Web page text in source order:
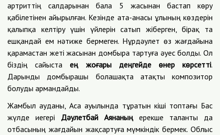
артриттің салдарынан бала 5 жасынан бастап көру
қабілетінен айырылған. Кезінде ата-анасы ұлының көздерін
қалыпқа келтіру үшін үйлерін сатып жіберген, бірақ та
ешқандай ем нәтиже бермеген. Нұрдәулет өз жағдайына
қарамастан жеті жасынан домбыра тартуға әуес болды. Ол
біздің сайыстаең жоғары деңгейде өнер көрсетті.
Дарынды домбырашы болашақта атақты композитор
болуды армандайды.
Жамбыл ауданы, Аса ауылында тұратын кіші топтағы Бас
жүлде иегері Дәулетбай Аянаныңерекше таланты да
отбасының жағдайын жақсартуға мүмкіндік бермек. Облыс